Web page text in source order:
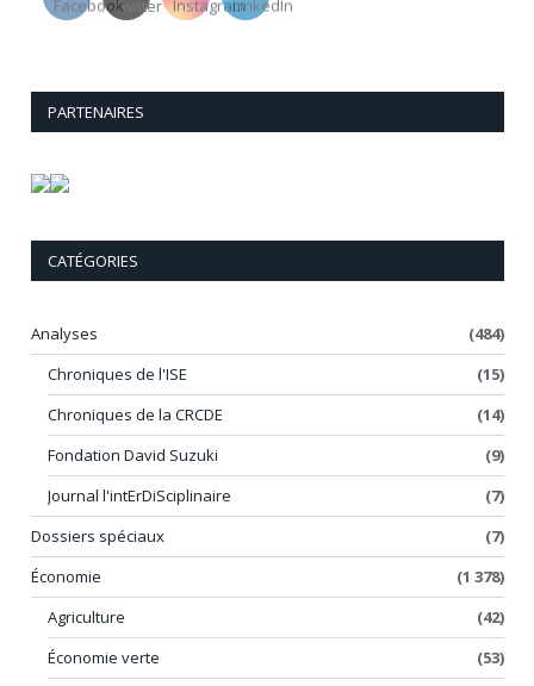
PARTENAIRES
CATÉGORIES
Analyses
(484)
Chroniques de l'ISE
(15)
Chroniques de la CRCDE
(14)
Fondation David Suzuki
(9)
Journal l'intErDiSciplinaire
(7)
Dossiers spéciaux
(7)
Économie
(1 378)
Agriculture
(42)
Économie verte
(53)